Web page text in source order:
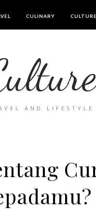
CULINARY CULTURE
AND